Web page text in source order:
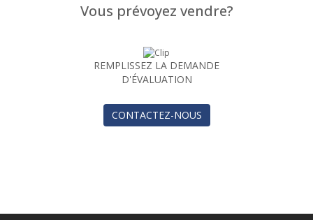
Vous prévoyez vendre?
REMPLISSEZ LA DEMANDE
D'ÉVALUATION
CONTACTEZ-NOUS